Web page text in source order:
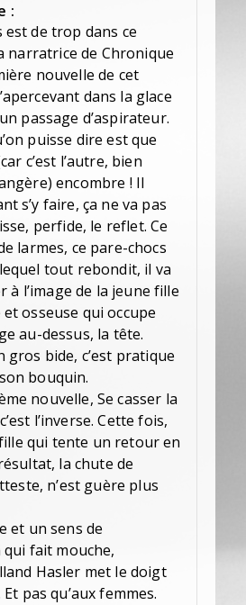
:
est de trop dans ce
narratrice de Chronique
nouvelle de cet
dans la glace
passage d’aspirateur.
puisse dire est que
c’est l’autre, bien
encombre ! Il
s’y faire, ça ne va pas
perfide, le reflet. Ce
larmes, ce pare-chocs
tout rebondit, il va
à l’image de la jeune fille
osseuse qui occupe
au-dessus, la tête.
gros bide, c’est pratique
bouquin.
nouvelle, Se casser la
l’inverse. Cette fois,
fille qui tente un retour en
la chute de
n’est guère plus
et un sens de
qui fait mouche,
Hasler met le doigt
pas qu’aux femmes.